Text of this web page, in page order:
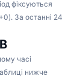
фіксуються
За останні 24
часі
нижче